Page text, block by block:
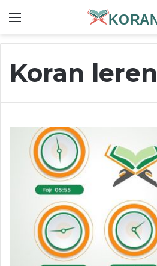
Koran leren